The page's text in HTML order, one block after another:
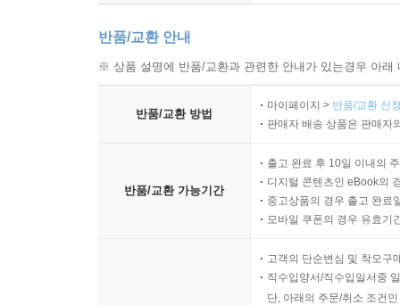
반품/교환 안내
※ 상품 설명에 반품/교환과 관련한 안내가 있는경우 아
반품/교환 방법
마이페이지 > 반품/교환 신
판매자 배송 상품은 판매자
반품/교환 가능기간
출고 완료 후 10일 이내의
디지털 콘텐츠인 eBook의
중고상품의 경우 출고 완료
모바일 쿠폰의 경우 유효기
고객의 단순변심 및 착오구
직수입양서/직수입일서중
단, 아래의 주문/취소 조건